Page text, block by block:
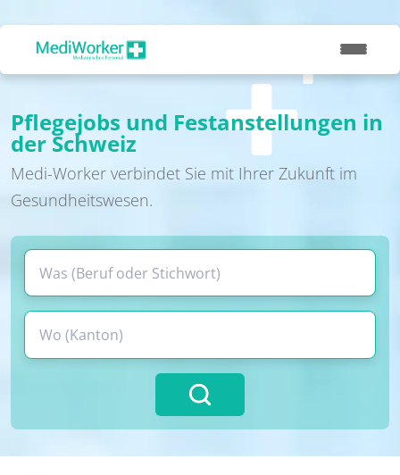
Pflegejobs und Festanstellungen in
der Schweiz
Medi-Worker verbindet Sie mit Ihrer Zukunft im
Gesundheitswesen.